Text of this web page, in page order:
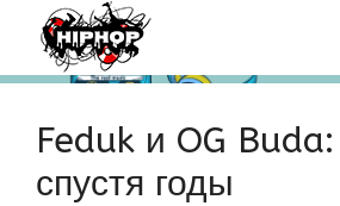
Перейти
содержимому
Feduk и OG
спустя годы